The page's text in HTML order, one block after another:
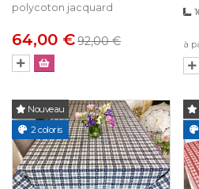
polycoton jacquard
64,00 €92,00 € à
Nouveau
2 coloris